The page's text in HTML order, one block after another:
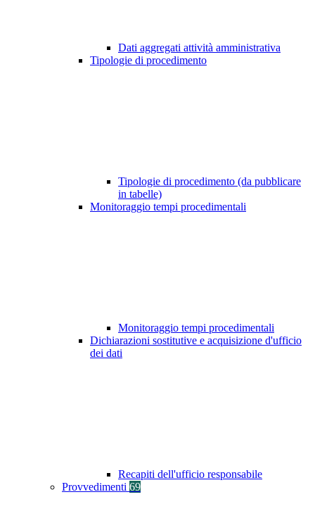
Dati aggregati attività amministrativa
Tipologie di procedimento
Tipologie di procedimento (da pubblicare
in tabelle)
Monitoraggio tempi procedimentali
Monitoraggio tempi procedimentali
Dichiarazioni sostitutive e acquisizione d'ufficio
dei dati
Recapiti dell'ufficio responsabile
Provvedimenti 69